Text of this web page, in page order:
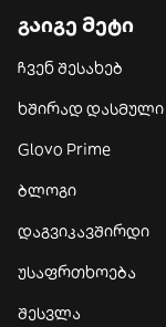
გაიგე მეტი
ჩვენ შესახებ
ხშირად დასმული
Glovo Prime
ბლოგი
დაგვიკავშირდი
უსაფრთხოება
შესვლა